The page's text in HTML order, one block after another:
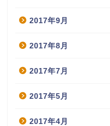
2017年9月
2017年8月
2017年7月
2017年5月
2017年4月